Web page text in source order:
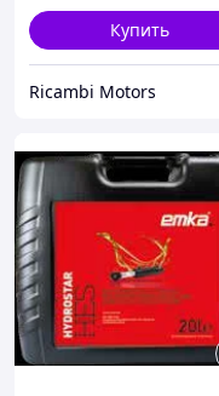
Купить
Ricambi Motors